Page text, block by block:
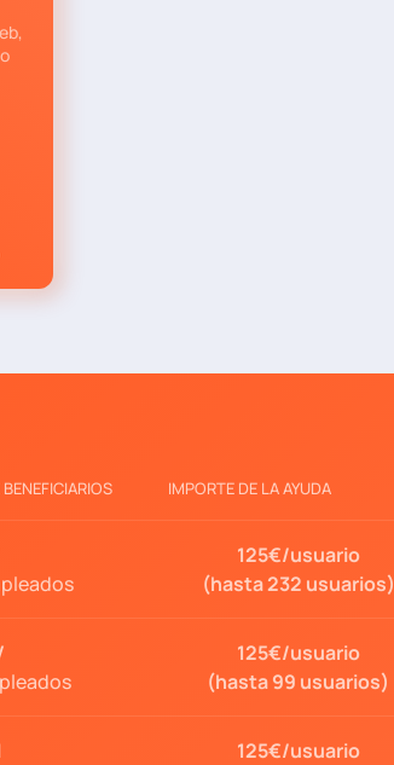
IMPORTE DE LA AYUDA
125€/usuario
(hasta 232 usuarios)
125€/usuario
(hasta 99 usuarios)
125€/usuario